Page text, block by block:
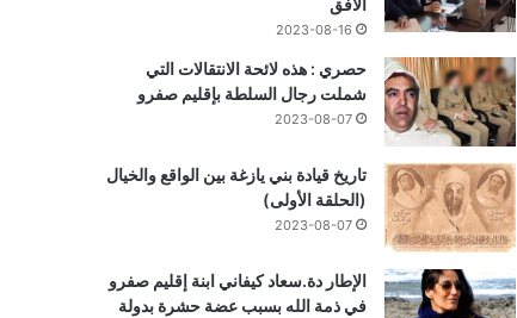
2023-08-16
حصري : هذه لائحة الانتقالات التي
شملت رجال السلطة بإقليم صفرو
2023-08-07
تاريخ قيادة بني يازغة بين الواقع والخيال
(الحلقة الأولى)
2023-08-07
الإطار دة.سعاد كيفاني ابنة إقليم صفرو
في ذمة الله بسبب عضة حشرة بدولة